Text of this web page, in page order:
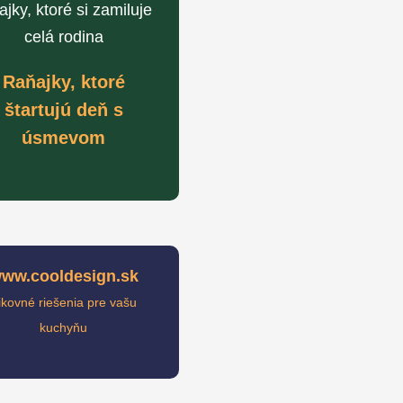
ktoré si zamiluje
celá rodina
Raňajky, ktoré
štartujú deň s
úsmevom
riešenia pre vašu
kuchyňu